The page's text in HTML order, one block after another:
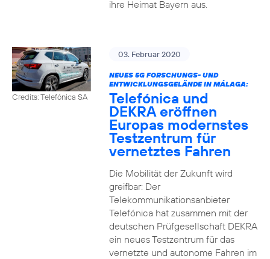
ihre Heimat Bayern aus.
Credits: Telefónica SA
03. Februar 2020
NEUES 5G FORSCHUNGS- UND
ENTWICKLUNGSGELÄNDE IN MÁLAGA:
Telefónica und
DEKRA eröffnen
Europas modernstes
Testzentrum für
vernetztes Fahren
Die Mobilität der Zukunft wird
greifbar: Der
Telekommunikationsanbieter
Telefónica hat zusammen mit der
deutschen Prüfgesellschaft DEKRA
ein neues Testzentrum für das
vernetzte und autonome Fahren im